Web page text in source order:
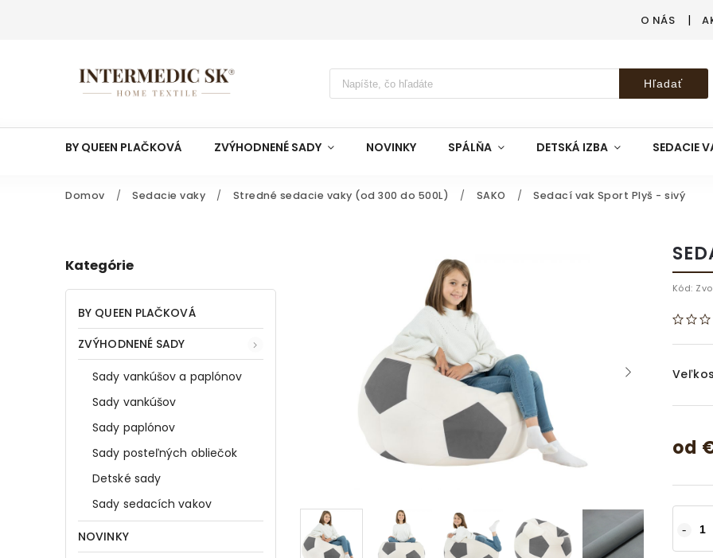
O NÁS
Hľadať
BY QUEEN PLAČKOVÁ ZVÝHODNENÉ SADY NOVINKY SPÁLŇA DETSKÁ IZBA SEDACIE
Domov / Sedacie vaky / Stredné sedacie vaky (od 300 do 500L) / SAKO / Sedací vak Sport Plyš - sivý
Kategórie
BY QUEEN PLAČKOVÁ
ZVÝHODNENÉ SADY
Sady vankúšov a paplónov
Sady vankúšov
Sady paplónov
Sady posteľných obliečok
Detské sady
Sady sedacích vakov
NOVINKY
Kód:
od